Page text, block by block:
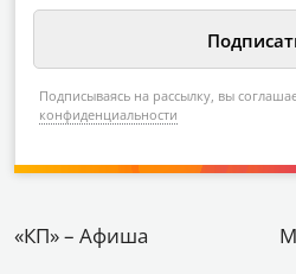
Подписываясь на рассылку, вы
конфиденциальности
«КП» – Афиша